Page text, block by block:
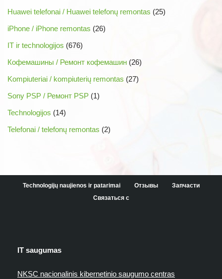
Huawei telefonai / Huawei telefonų remontas (25)
iPhone / iPhone remontas (26)
IT ir technologijos (676)
Кофемашины / Ремонт кофемашин (26)
Kompiuteriai / kompiuterių remontas (27)
Sony PSP / Ремонт PSP (1)
Technologijos (14)
Telefonai / telefonų remontas (2)
Technologijų naujienos ir patarimai Отзывы
Запчасти
Связаться с
IT saugumas
NKSC nacionalinis kibernetinio saugumo centras